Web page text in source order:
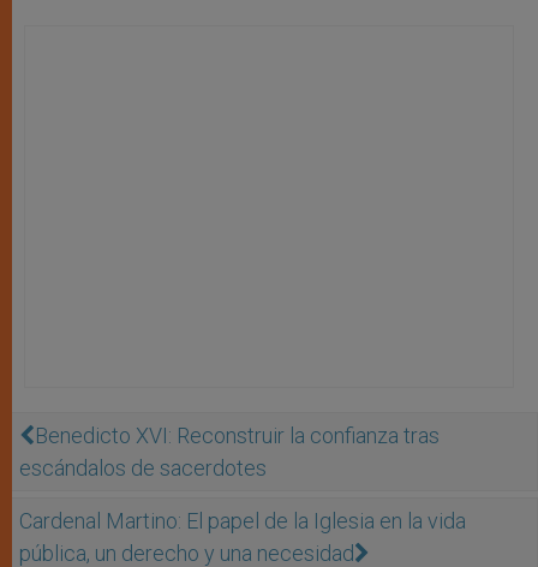
Benedicto XVI: Reconstruir la confianza tras
escándalos de sacerdotes
Cardenal Martino: El papel de la Iglesia en la vida
pública, un derecho y una necesidad